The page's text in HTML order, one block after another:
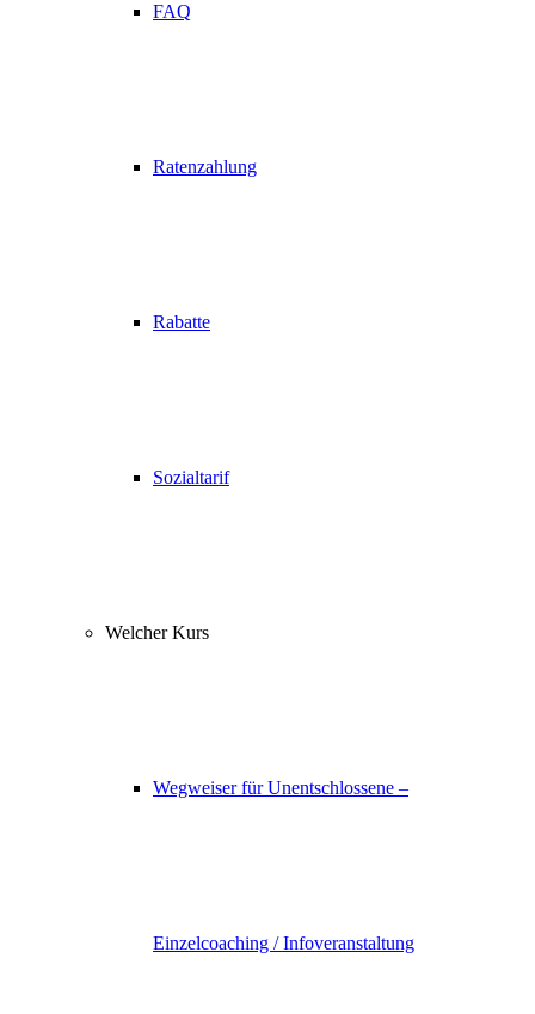
FAQ
Ratenzahlung
Rabatte
Sozialtarif
Welcher Kurs
Wegweiser für Unentschlossene –
Einzelcoaching / Infoveranstaltung